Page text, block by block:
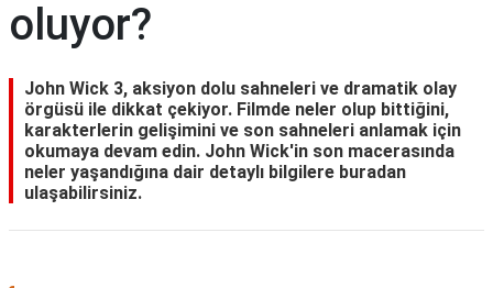
oluyor?
John Wick 3, aksiyon dolu sahneleri ve dramatik olay
örgüsü ile dikkat çekiyor. Filmde neler olup bittiğini,
karakterlerin gelişimini ve son sahneleri anlamak için
okumaya devam edin. John Wick'in son macerasında
neler yaşandığına dair detaylı bilgilere buradan
ulaşabilirsiniz.